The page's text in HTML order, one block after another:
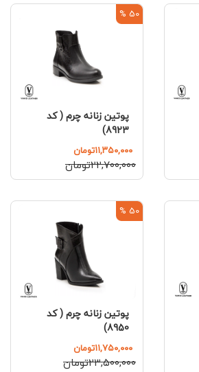
50 %
پوتین زنانه چرم ( کد
8923)
۱۱,۳۵۰,۰۰۰تومان
۲۲,۷۰۰,۰۰۰تومان
50 %
پوتین زنانه چرم ( کد
8950)
۱۱,۷۵۰,۰۰۰تومان
۲۳,۵۰۰,۰۰۰تومان